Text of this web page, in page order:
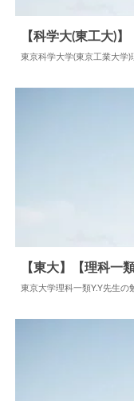
【科学大(東工大)
東京科学大学(東京工業大学
【東大】【理科一
東京大学理科一類Y.Y先生の